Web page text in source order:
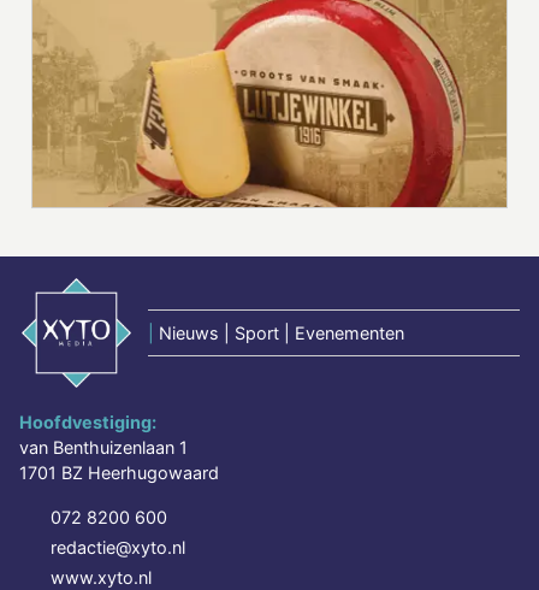
Nieuws | Sport | Evenementen
Hoofdvestiging:
van Benthuizenlaan 1
1701 BZ Heerhugowaard
072 8200 600
redactie@xyto.nl
www.xyto.nl